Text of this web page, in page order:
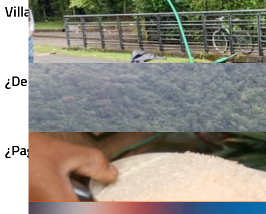
Villa Julia no puede tapar el problema:
¿De qué sirve un puente terminado si no
¿Pagaron menos de lo permitido por el